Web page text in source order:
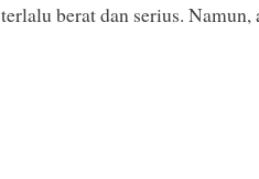
terlalu berat dan serius. Namun,